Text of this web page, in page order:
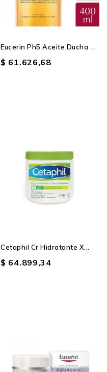
E
Ucerin Ph5 Aceite Ducha X...
$ 61.626,68
Cetaphil Cr Hidratante X...
$ 64.899,34